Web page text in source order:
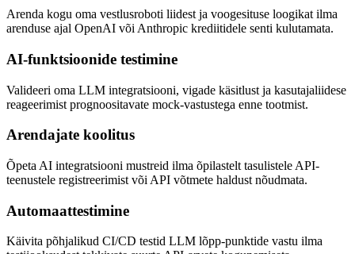
Arenda kogu oma vestlusroboti liidest ja voogesituse loogikat ilma
arenduse ajal OpenAI või Anthropic krediitidele senti kulutamata.
AI-funktsioonide testimine
Valideeri oma LLM integratsiooni, vigade käsitlust ja kasutajaliidese
reageerimist prognoositavate mock-vastustega enne tootmist.
Arendajate koolitus
Õpeta AI integratsiooni mustreid ilma õpilastelt tasulistele API-
teenustele registreerimist või API võtmete haldust nõudmata.
Automaattestimine
Käivita põhjalikud CI/CD testid LLM lõpp-punktide vastu ilma